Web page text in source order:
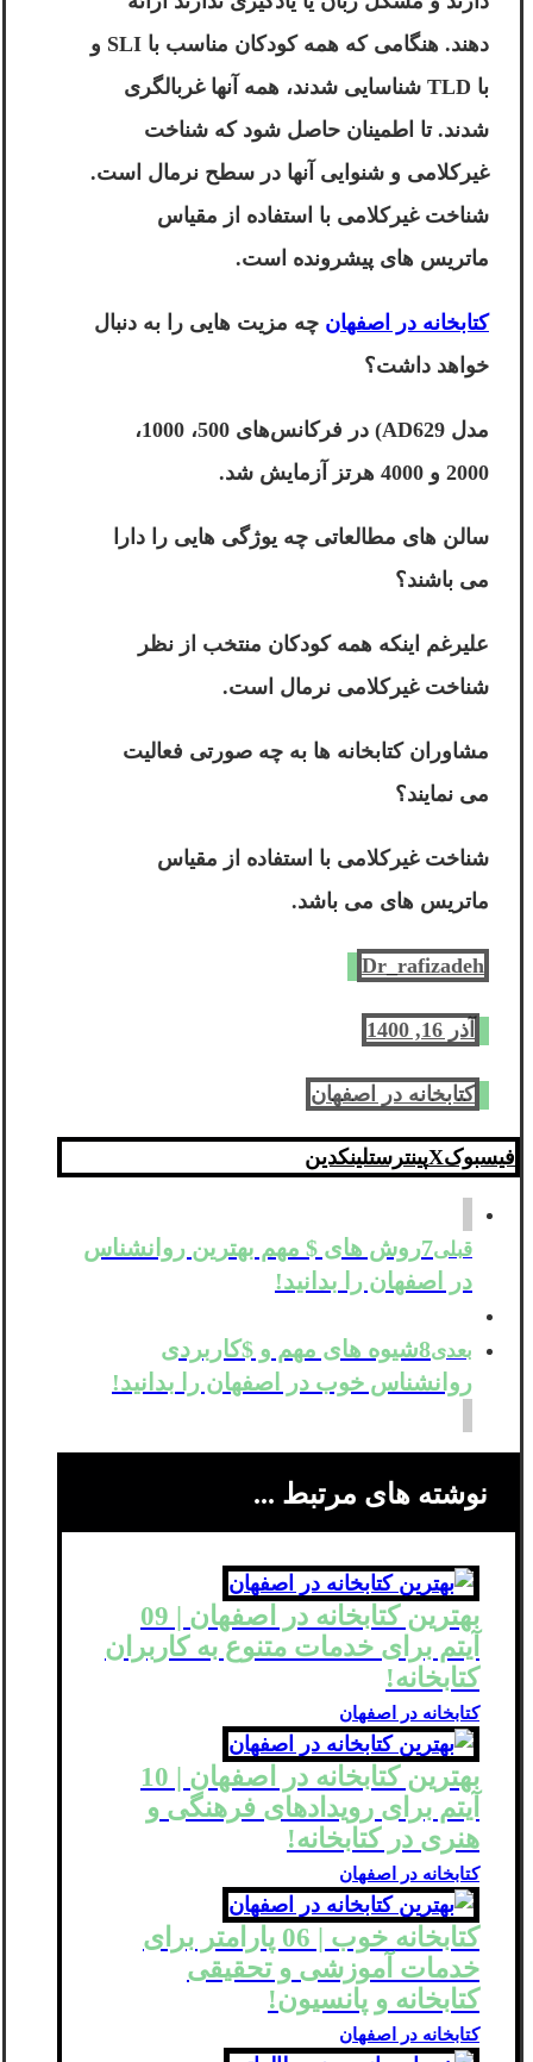
دهند. هنگامی که همه کودکان مناسب با SLI و
با TLD شناسایی شدند، همه آنها غربالگری
شدند. تا اطمینان حاصل شود که شناخت
غیرکلامی و شنوایی آنها در سطح نرمال است.
شناخت غیرکلامی با استفاده از مقیاس
ماتریس های پیشرونده است.
کتابخانه در اصفهان چه مزیت هایی را به دنبال
خواهد داشت؟
مدل AD629) در فرکانس‌های 500، 1000،
2000 و 4000 هرتز آزمایش شد.
سالن های مطالعاتی چه یوژگی هایی را دارا
می باشند؟
علیرغم اینکه همه کودکان منتخب از نظر
شناخت غیرکلامی نرمال است.
مشاوران کتابخانه ها به چه صورتی فعالیت
می نمایند؟
شناخت غیرکلامی با استفاده از مقیاس
ماتریس های می باشد.
Dr_rafizadeh
آذر 16, 1400
کتابخانه در اصفهان
فیسبوکXپینترستلینکدین
قبلی 7روش های $ مهم بهترین روانشناس
در اصفهان را بدانید!
بعدی
8شیوه های مهم و $کاربردی
روانشناس خوب در اصفهان را بدانید!
نوشته های مرتبط ...
بهترین کتابخانه در اصفهان | 09
آیتم برای خدمات متنوع به کاربران
کتابخانه!
کتابخانه در اصفهان
بهترین کتابخانه در اصفهان | 10
آیتم برای رویدادهای فرهنگی و
هنری در کتابخانه!
کتابخانه در اصفهان
کتابخانه خوب | 06 پارامتر برای
خدمات آموزشی و تحقیقی
کتابخانه‌ و پانسیون!
کتابخانه در اصفهان